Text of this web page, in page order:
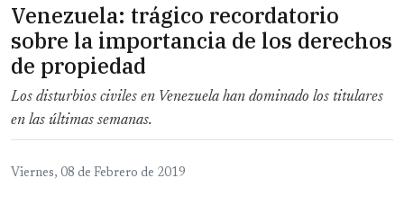
Venezuela: trágico recordatorio
sobre la importancia de los derechos
de propiedad
Los disturbios civiles en Venezuela han dominado los titulares
en las últimas semanas.
Viernes, 08 de Febrero de 2019